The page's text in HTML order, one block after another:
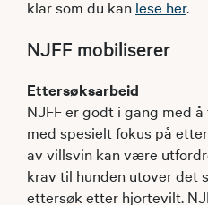
klar som du kan lese her.
NJFF mobiliserer
Ettersøksarbeid
NJFF er godt i gang med
med spesielt fokus på
av villsvin kan være
krav til hunden utover det
ettersøk etter hjortevilt.